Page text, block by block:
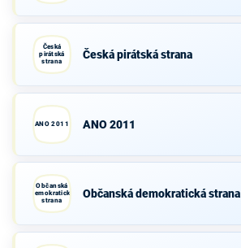
Česká
pirátská
strana
Česká pirátská strana
ANO 2011 ANO 2011
Občanská
demokratická
strana
Občanská demokratická strana